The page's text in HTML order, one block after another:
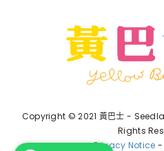
Copyright © 2021 黃巴士 -
Rights
Privacy Notice -